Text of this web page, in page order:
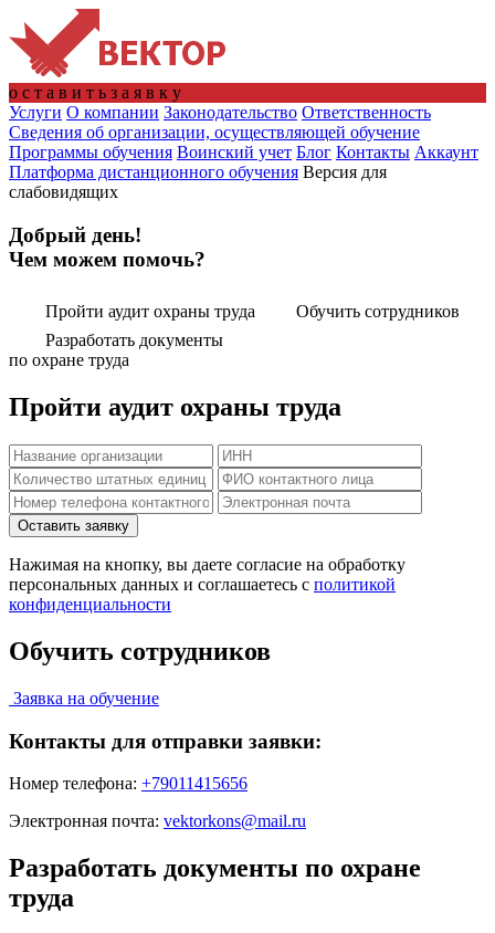
о с т а в и т ь з а я в к у
Услуги О компании Законодательство Ответственность
Сведения об организации, осуществляющей обучение
Программы обучения Воинский учет Блог Контакты Аккаунт
Платформа дистанционного обучения Версия для
слабовидящих
Добрый день!
Чем можем помочь?
Пройти аудит охраны труда
Обучить сотрудников
Разработать документы
по охране труда
Пройти аудит охраны труда
Нажимая на кнопку, вы даете согласие на обработку
персональных данных и соглашаетесь c политикой
конфиденциальности
Обучить сотрудников
Заявка на обучение
Контакты для отправки заявки:
Номер телефона: +79011415656
Электронная почта: vektorkons@mail.ru
Разработать документы по охране
труда